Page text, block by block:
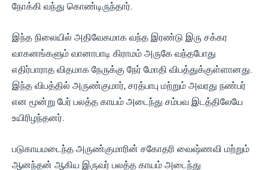
நோக்கி வந்து கொண்டிருந்தார்.
இந்த நிலையில் அதிவேகமாக வந்த இரண்டு இரு சக்கர
வாகனங்களும் வானாபாடி கிராமம் அருகே வந்தபோது
எதிர்பாராத விதமாக நேருக்கு நேர் மோதி விபத்துக்குள்ளானது.
இந்த விபத்தில் அருண்குமார், சரத்பாபு மற்றும் அவரது நண்பர்
என மூன்று பேர் பலத்த காயம் அடைந்து சம்பவ இடத்திலேயே
உயிரிழந்தனர்.
படுகாயமடைந்த அருண்குமாரின் சகோதரி வைஷ்ணவி மற்றும்
ஆனந்தன் ஆகிய இருவர் பலத்த காயம் அடைந்து